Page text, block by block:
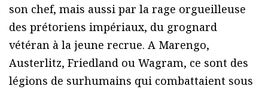
son chef, mais aussi par la rage orgueilleuse
des prétoriens impériaux, du grognard
vétéran à la jeune recrue. A Marengo,
Austerlitz, Friedland ou Wagram, ce sont des
légions de surhumains qui combattaient sous